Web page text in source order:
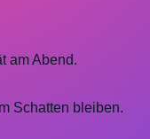
am Abend.
Schatten bleiben.